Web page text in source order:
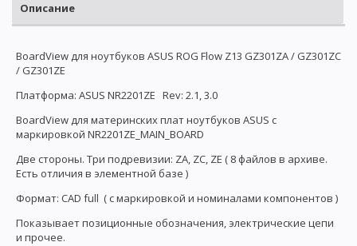
Описание
BoardView для ноутбуков ASUS ROG Flow Z13 GZ301ZA / GZ301ZC
/ GZ301ZE
Платформа: ASUS NR2201ZE Rev: 2.1, 3.0
BoardView для материнских плат ноутбуков ASUS с
маркировкой NR2201ZE_MAIN_BOARD
Две стороны. Три подревизии: ZA, ZC, ZE ( 8 файлов в архиве.
Есть отличия в элементной базе )
Формат: CAD full ( с маркировкой и номиналами компонентов )
Показывает позиционные обозначения, электрические цепи
и прочее.